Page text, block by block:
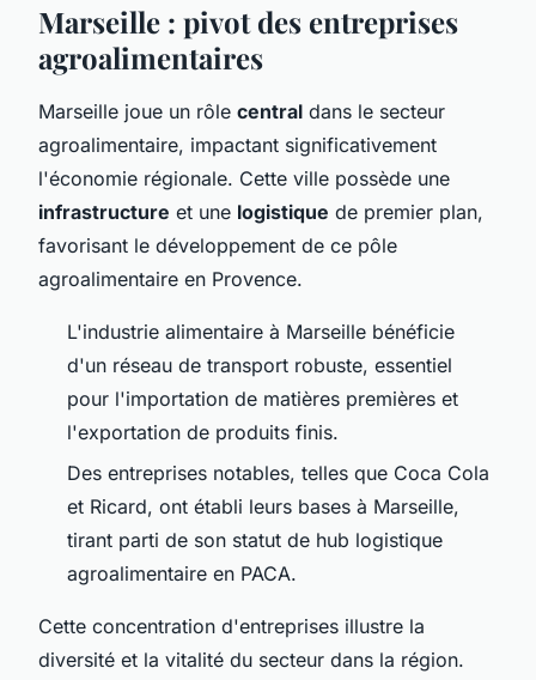
Marseille : pivot des entreprises
agroalimentaires
Marseille joue un rôle central dans le secteur
agroalimentaire, impactant significativement
l'économie régionale. Cette ville possède une
infrastructure et une logistique de premier plan,
favorisant le développement de ce pôle
agroalimentaire en Provence.
L'industrie alimentaire à Marseille bénéficie
d'un réseau de transport robuste, essentiel
pour l'importation de matières premières et
l'exportation de produits finis.
Des entreprises notables, telles que Coca Cola
et Ricard, ont établi leurs bases à Marseille,
tirant parti de son statut de hub logistique
agroalimentaire en PACA.
Cette concentration d'entreprises illustre la
diversité et la vitalité du secteur dans la région.